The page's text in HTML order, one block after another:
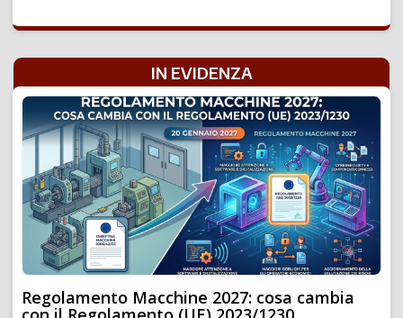
IN EVIDENZA
Regolamento Macchine 2027: cosa cambia